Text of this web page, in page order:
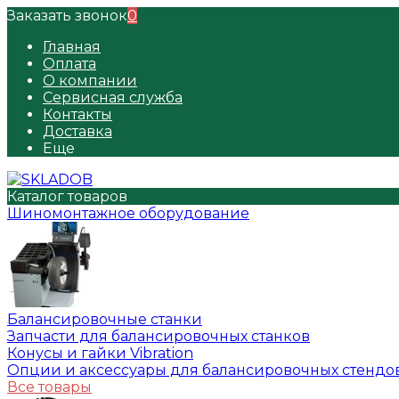
Заказать звонок0
Главная
Оплата
О компании
Сервисная служба
Контакты
Доставка
Еще
Каталог товаров
Шиномонтажное оборудование
Балансировочные станки
Запчасти для балансировочных станков
Конусы и гайки Vibration
Опции и аксессуары для балансировочных
Все товары